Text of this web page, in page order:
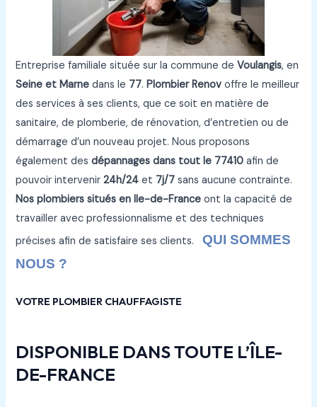
Entreprise familiale située sur la commune deVoulangis, en
Seine et Marnedans le 77.Plombier Renov offre le meilleur
des services à ses clients, que ce soit en matière de
sanitaire, de plomberie, de rénovation, d’entretien ou de
démarrage d’un nouveau projet. Nous proposons
également desdépannages dans tout le 77410 afin de
pouvoir intervenir24h/24 et 7j/7 sans aucune contrainte.
Nos plombiers situés en Ile-de-Franceont la capacité de
travailler avec professionnalisme et des techniques
précises afin de satisfaire ses clients.QUI SOMMES
NOUS ?
VOTRE PLOMBIER CHAUFFAGISTE
DISPONIBLE DANS TOUTE L’ÎLE-
DE-FRANCE